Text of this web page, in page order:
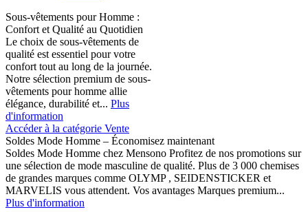
Sous-vêtements pour Homme :
Confort et Qualité au Quotidien
Le choix de sous-vêtements de
qualité est essentiel pour votre
confort tout au long de la journée.
Notre sélection premium de sous-
vêtements pour homme allie
élégance, durabilité et... Plus
d'information
Accéder à la catégorie Vente
Soldes Mode Homme – Économisez maintenant
Soldes Mode Homme chez Mensono Profitez de nos promotions sur
une sélection de mode masculine de qualité. Plus de 3 000 chemises
de grandes marques comme OLYMP , SEIDENSTICKER et
MARVELIS vous attendent. Vos avantages Marques premium...
Plus d'information